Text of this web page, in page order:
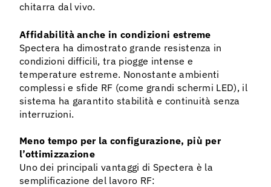
chitarra dal vivo.
Affidabilità anche in condizioni estreme
Spectera ha dimostrato grande resistenza in
condizioni difficili, tra piogge intense e
temperature estreme. Nonostante ambienti
complessi e sfide RF (come grandi schermi LED), il
sistema ha garantito stabilità e continuità senza
interruzioni.
Meno tempo per la configurazione, più per
l’ottimizzazione
Uno dei principali vantaggi di Spectera è la
semplificazione del lavoro RF: